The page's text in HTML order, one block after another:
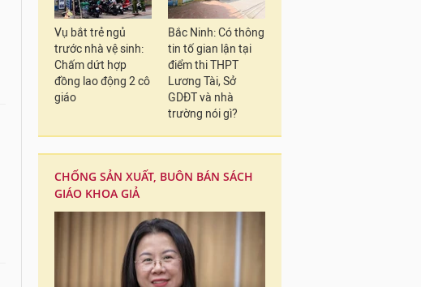
Vụ bắt trẻ ngủ
trước nhà vệ sinh:
Chấm dứt hợp
đồng lao động 2 cô
giáo
Bắc Ninh: Có thông
tin tố gian lận tại
điểm thi THPT
Lương Tài, Sở
GDĐT và nhà
trường nói gì?
CHỐNG SẢN XUẤT, BUÔN BÁN SÁCH
GIÁO KHOA GIẢ